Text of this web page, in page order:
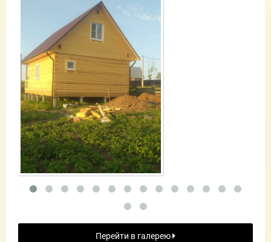
Перейти в галерею